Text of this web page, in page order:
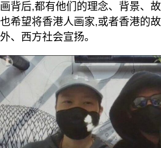
画背后,都有他们的理念、背景、
也希望将香港人画家,或者香港的
外、西方社会宣扬。